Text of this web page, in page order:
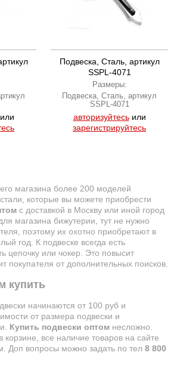
Подвеска, Сталь, артикул
SSPL-4071
Размеры:
Подвеска, Сталь, артикул
SSPL-4071
авторизуйтесьили
зарегистрируйтесь
магазина более 200 моделей
которые вы можете приобрести
с доставкой в Москву или иной город
магазина бижутерии, тут не нужно
поэтому их охотно приобретают в
год. К подвеске всегда есть
цепочку или чокер. Это повысит
покупателя от дополнительных поисков.
купить
начинаются от 100 руб и
от размера подвески и
Купить подвески оптом несложно.
корзине, все наличие товаров на сайте
Доп вопросы можно задать по тел 8 800